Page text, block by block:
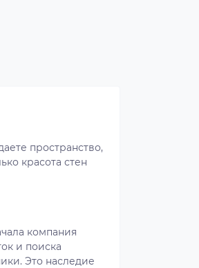
пространство,
красота стен
компания
и поиска
Это наследие